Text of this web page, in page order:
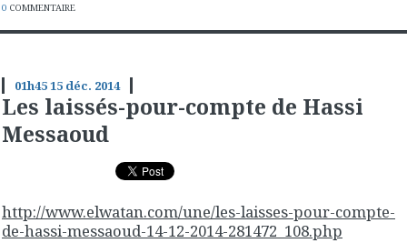
0 COMMENTAIRE
01h4515 déc. 2014
Les laissés-pour-compte de Hassi
Messaoud
http://www.elwatan.com/une/les-laisses-pour-compte-
de-hassi-messaoud-14-12-2014-281472_108.php